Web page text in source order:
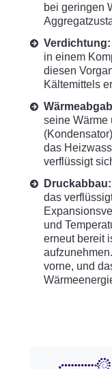
bei geringen
Verdichtung:
in einem
diesen
Kältemittels
seine Wärme
das
verflüssigt
Druckabbau:
das
und
erneut bereit
vorne, und